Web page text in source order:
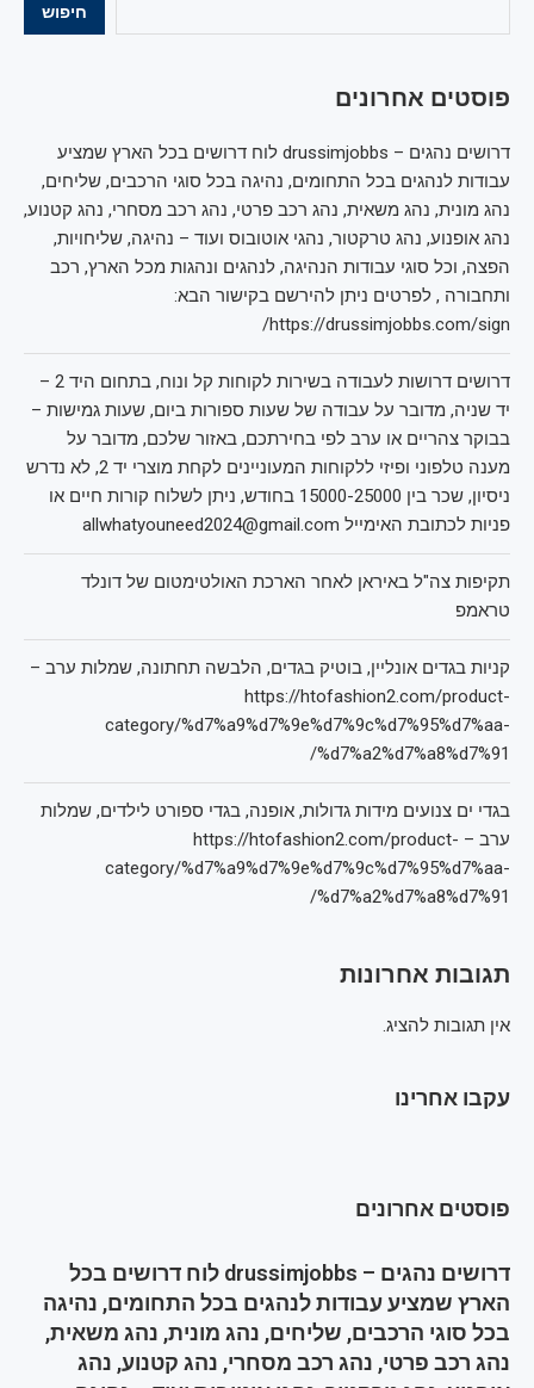
חיפוש
פוסטים אחרונים
דרושים נהגים – drussimjobbs לוח דרושים בכל הארץ שמציע
עבודות לנהגים בכל התחומים, נהיגה בכל סוגי הרכבים, שליחים,
נהג מונית, נהג משאית, נהג רכב פרטי, נהג רכב מסחרי, נהג קטנוע,
נהג אופנוע, נהג טרקטור, נהגי אוטובוס ועוד – נהיגה, שליחויות,
הפצה, וכל סוגי עבודות הנהיגה, לנהגים ונהגות מכל הארץ, רכב
ותחבורה , לפרטים ניתן להירשם בקישור הבא:
https://drussimjobbs.com/sign/
דרושים דרושות לעבודה בשירות לקוחות קל ונוח, בתחום היד 2 –
יד שניה, מדובר על עבודה של שעות ספורות ביום, שעות גמישות –
בבוקר צהריים או ערב לפי בחירתכם, באזור שלכם, מדובר על
מענה טלפוני ופיזי ללקוחות המעוניינים לקחת מוצרי יד 2, לא נדרש
ניסיון, שכר בין 15000-25000 בחודש, ניתן לשלוח קורות חיים או
פניות לכתובת האימייל allwhatyouneed2024@gmail.com
תקיפות צה"ל באיראן לאחר הארכת האולטימטום של דונלד
טראמפ
קניות בגדים אונליין, בוטיק בגדים, הלבשה תחתונה, שמלות ערב –
https://htofashion2.com/product-
category/%d7%a9%d7%9e%d7%9c%d7%95%d7%aa-
%d7%a2%d7%a8%d7%91/
בגדי ים צנועים מידות גדולות, אופנה, בגדי ספורט לילדים, שמלות
ערב – https://htofashion2.com/product-
category/%d7%a9%d7%9e%d7%9c%d7%95%d7%aa-
%d7%a2%d7%a8%d7%91/
תגובות אחרונות
אין תגובות להציג.
עקבו אחרינו
פוסטים אחרונים
דרושים נהגים – drussimjobbs לוח דרושים בכל
הארץ שמציע עבודות לנהגים בכל התחומים, נהיגה
בכל סוגי הרכבים, שליחים, נהג מונית, נהג משאית,
נהג רכב פרטי, נהג רכב מסחרי, נהג קטנוע, נהג